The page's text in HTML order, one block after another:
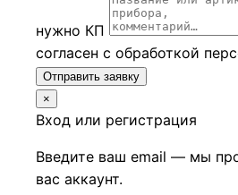
нужно КП
согласен с обработкой
Отправить заявку
×
Вход или регистрация
Введите ваш email — мы
вас аккаунт.